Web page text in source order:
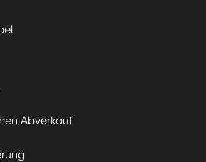
Abverkauf